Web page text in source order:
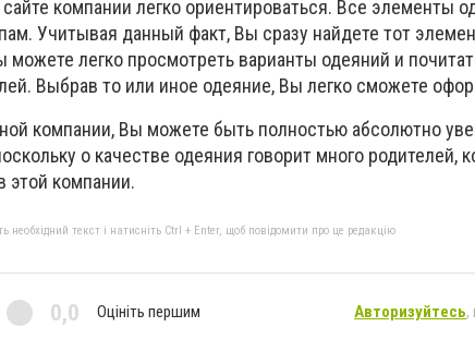
компании легко ориентироваться. Все элементы
Учитывая данный факт, Вы сразу найдете тот
легко просмотреть варианты одеяний и
Выбрав то или иное одеяние, Вы легко сможете
компании, Вы можете быть полностью абсолютно
о качестве одеяния говорит много родителей,
этой компании.
текст і натисніть Ctrl + Enter, щоб повідомити про це редакцію
0,0 Оцініть першим Авторизуйтесь,